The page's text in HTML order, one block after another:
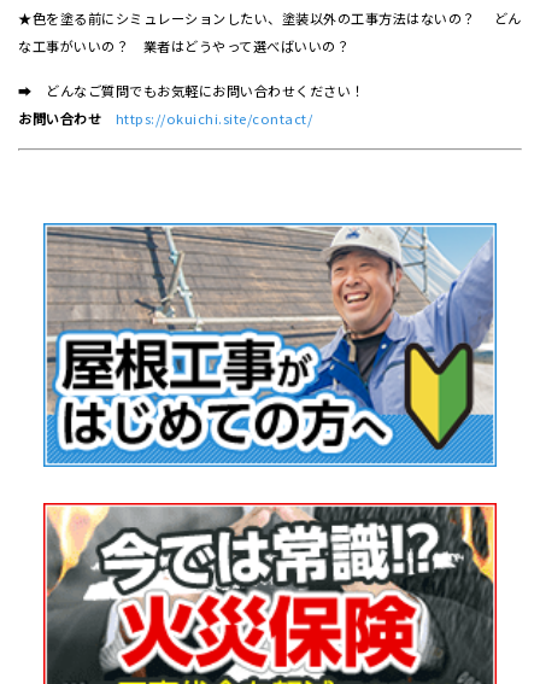
★色を塗る前にシミュレーションしたい、塗装以外の工事方法はないの？ どん
な工事がいいの？ 業者はどうやって選べばいいの？
➡ どんなご質問でもお気軽にお問い合わせください！
お問い合わせ
https://okuichi.site/contact/